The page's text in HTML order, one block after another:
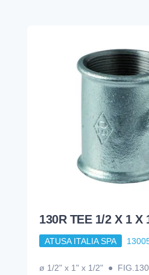
130R TEE 1/2 X 1 X
ATUSA ITALIA SPA
ø 1/2" x 1" x 1/2" ●